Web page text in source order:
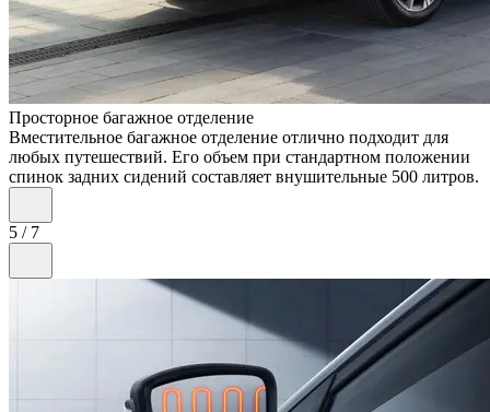
Просторное багажное отделение
Вместительное багажное отделение отлично подходит для
любых путешествий. Его объем при стандартном положении
спинок задних сидений составляет внушительные 500 литров.
5 / 7